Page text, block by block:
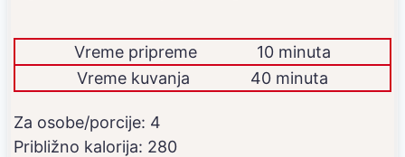
Vreme pripreme
10 minuta
Vreme kuvanja
40 minuta
Za osobe/porcije: 4
Približno kalorija: 280